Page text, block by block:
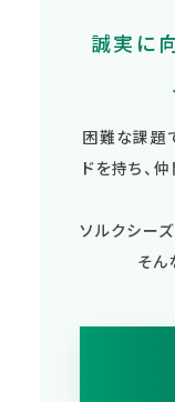
誠実に
困難な課題
ドを持ち、
ソルクシー
そん